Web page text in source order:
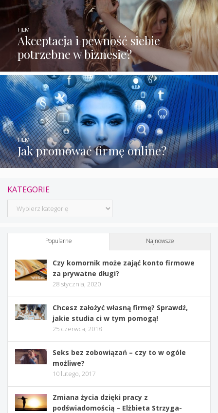
Akceptacja i pewność siebie
potrzebne w biznesie?
FILM
Jak promować firmę online?
FILM
KATEGORIE
Kategorie
Popularne Najnowsze
Czy komornik może zająć konto firmowe
za prywatne długi?
28 stycznia, 2020
Chcesz założyć własną firmę? Sprawdź,
jakie studia ci w tym pomogą!
25 czerwca, 2018
Seks bez zobowiązań – czy to w ogóle
możliwe?
10 lutego, 2017
Zmiana życia dzięki pracy z
podświadomością – Elżbieta Strzyga-